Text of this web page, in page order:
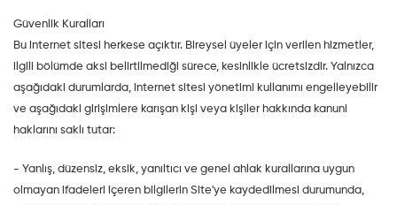
Güvenlik Kuralları
Bu internet sitesi herkese açıktır. Bireysel üyeler için verilen hizmetler,
ilgili bölümde aksi belirtilmediği sürece, kesinlikle ücretsizdir. Yalnızca
aşağıdaki durumlarda, internet sitesi yönetimi kullanımı engelleyebilir
ve aşağıdaki girişimlere karışan kişi veya kişiler hakkında kanuni
haklarını saklı tutar:
- Yanlış, düzensiz, eksik, yanıltıcı ve genel ahlak kurallarına uygun
olmayan ifadeleri içeren bilgilerin Site'ye kaydedilmesi durumunda,